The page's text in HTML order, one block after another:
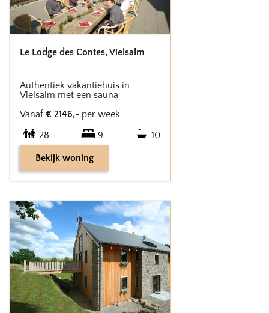
Le Lodge des Contes, Vielsalm
Authentiek vakantiehuis in
Vielsalm met een sauna
Vanaf € 2146,- per week
28
9 10
Bekijk woning